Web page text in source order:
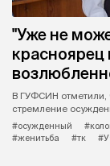
"Уже не
красноярец
В ГУФСИН отметили,
стремление
#осужденный
#женитьба
#тк